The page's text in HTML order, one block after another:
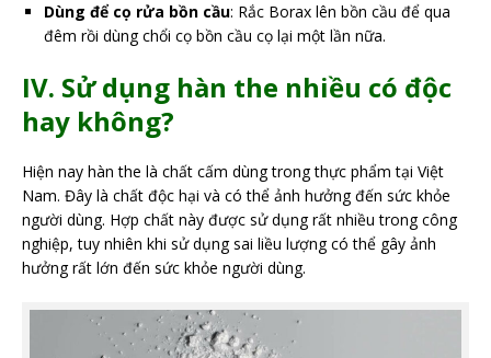
Dùng để cọ rửa bồn cầu: Rắc Borax lên bồn cầu để qua
đêm rồi dùng chổi cọ bồn cầu cọ lại một lần nữa.
IV. Sử dụng hàn the nhiều có độc
hay không?
Hiện nay hàn the là chất cấm dùng trong thực phẩm tại Việt
Nam. Đây là chất độc hại và có thể ảnh hưởng đến sức khỏe
người dùng. Hợp chất này được sử dụng rất nhiều trong công
nghiệp, tuy nhiên khi sử dụng sai liều lượng có thể gây ảnh
hưởng rất lớn đến sức khỏe người dùng.